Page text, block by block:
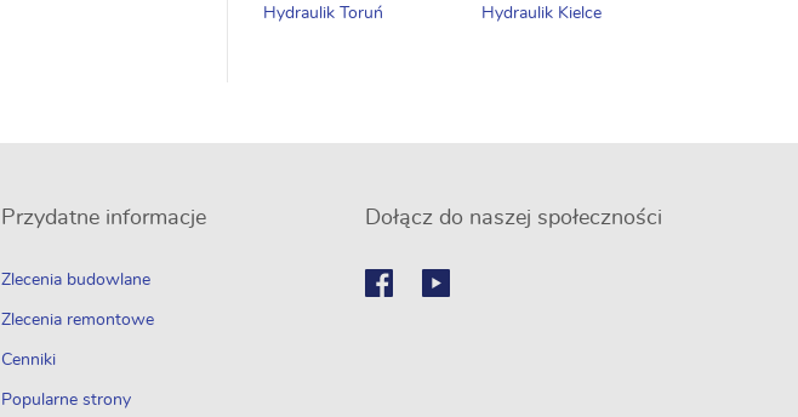
Hydraulik Toruń Hydraulik Kielce
Przydatne informacje
Zlecenia budowlane
Zlecenia remontowe
Cenniki
Popularne strony
Dołącz do naszej społeczności